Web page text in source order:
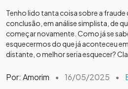
Tenho lido tanta coisa sobre a fraude
conclusão, em análise simplista, de
começar novamente. Como já se
esquecermos do que já aconteceu
distante, o melhor seria esquecer?
Por: Amorim • 16/05/2025 •